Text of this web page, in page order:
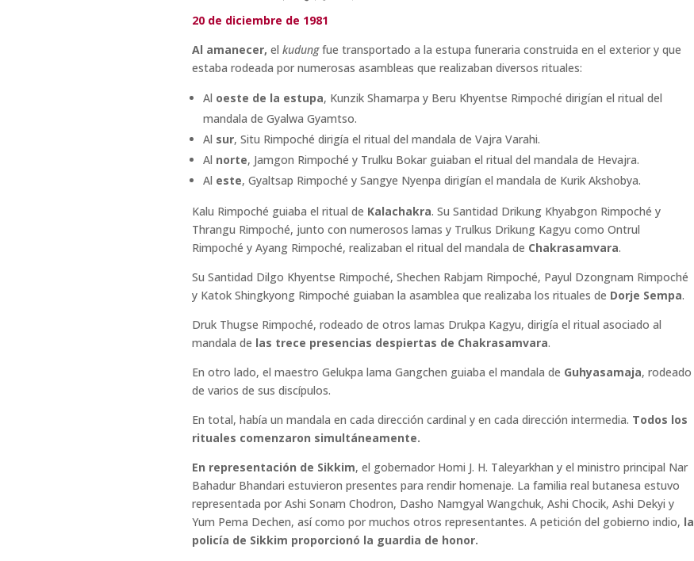
20 de diciembre de 1981
Al amanecer, el kudungfue transportado a la estupa funeraria construida en el exterior y que
estaba rodeada por numerosas asambleas que realizaban diversos rituales:
Al oeste de la estupa, Kunzik Shamarpa y Beru Khyentse Rimpoché dirigían el ritual del
mandala de Gyalwa Gyamtso.
Al sur, Situ Rimpoché dirigía el ritual del mandala de Vajra Varahi.
Al norte, Jamgon Rimpoché y Trulku Bokar guiaban el ritual del mandala de Hevajra.
Al este, Gyaltsap Rimpoché y Sangye Nyenpa dirigían el mandala de Kurik Akshobya.
Kalu Rimpoché guiaba el ritual de Kalachakra. Su Santidad Drikung Khyabgon Rimpoché y
Thrangu Rimpoché, junto con numerosos lamas y Trulkus Drikung Kagyu como Ontrul
Rimpoché y Ayang Rimpoché, realizaban el ritual del mandala de Chakrasamvara.
Su Santidad Dilgo Khyentse Rimpoché, Shechen Rabjam Rimpoché, Payul Dzongnam Rimpoché
y Katok Shingkyong Rimpoché guiaban la asamblea que realizaba los rituales de Dorje Sempa.
Druk Thugse Rimpoché, rodeado de otros lamas Drukpa Kagyu, dirigía el ritual asociado al
mandala de las trece presencias despiertas de Chakrasamvara.
En otro lado, el maestro Gelukpa lama Gangchen guiaba el mandala de Guhyasamaja, rodeado
de varios de sus discípulos.
En total, había un mandala en cada dirección cardinal y en cada dirección intermedia. Todos los
rituales comenzaron simultáneamente.
En representación de Sikkim, el gobernador Homi J. H. Taleyarkhan y el ministro principal Nar
Bahadur Bhandari estuvieron presentes para rendir homenaje. La familia real butanesa estuvo
representada por Ashi Sonam Chodron, Dasho Namgyal Wangchuk, Ashi Chocik, Ashi Dekyi y
Yum Pema Dechen, así como por muchos otros representantes. A petición del gobierno indio, la
policía de Sikkim proporcionó la guardia de honor.